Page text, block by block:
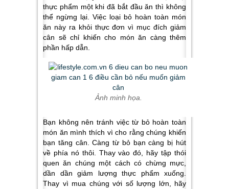
thực phẩm một khi đã bắt đầu ăn thì không
thể ngừng lại. Việc loại bỏ hoàn toàn món
ăn này ra khỏi thực đơn vì mục đích giảm
cân sẽ chỉ khiến cho món ăn càng thêm
phần hấp dẫn.
Ảnh minh họa.
Bạn không nên tránh việc từ bỏ hoàn toàn
món ăn mình thích vì cho rằng chúng khiến
bạn tăng cân. Càng từ bỏ bạn càng bị hút
về phía nó thôi. Thay vào đó, hãy tập thói
quen ăn chúng một cách có chừng mực,
dần dần giảm lượng thực phẩm xuống.
Thay vì mua chúng với số lượng lớn, hãy